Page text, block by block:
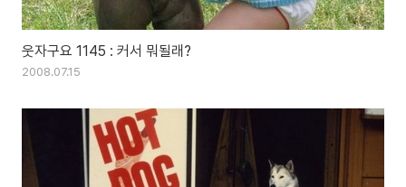
웃자구요 1145 : 커서 뭐될래?
2008.07.15